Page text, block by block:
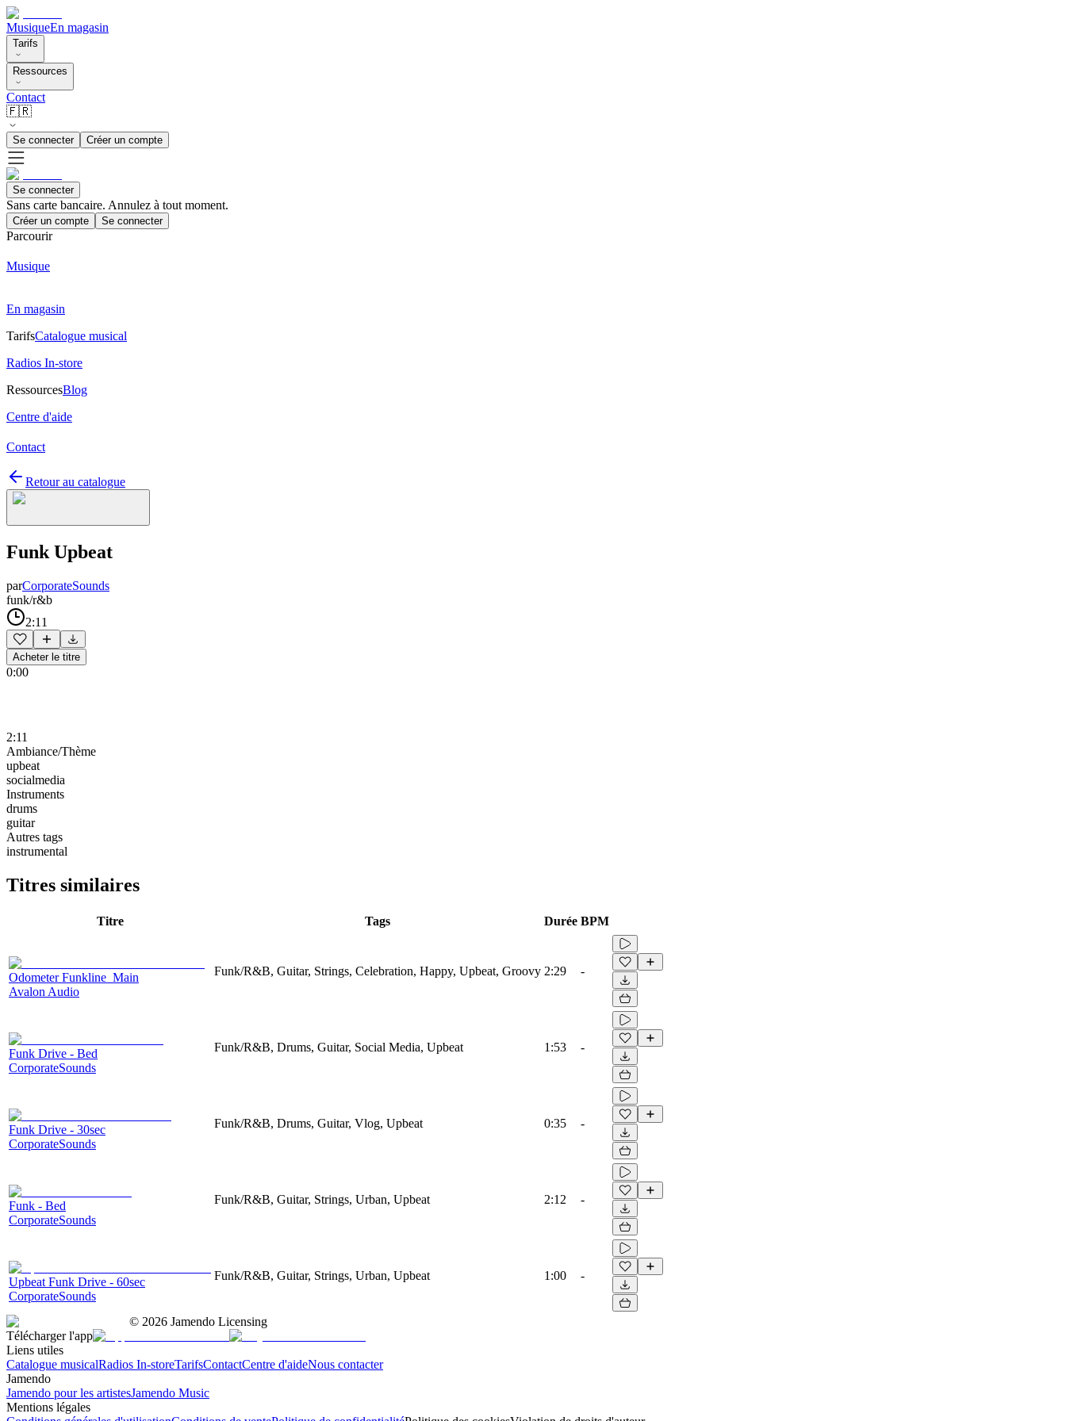
MusiqueEn magasin
Tarifs
Ressources
Contact
🇫🇷
Se connecter Créer un compte
Se connecter
Sans carte bancaire. Annulez à tout moment.
Créer un compte Se connecter
Parcourir
Musique
En magasin
TarifsCatalogue musical
Radios In-store
RessourcesBlog
Centre d'aide
Contact
Retour au catalogue
Funk Upbeat
parCorporateSounds
funk/r&b
2:11
Acheter le titre
0:00
2:11
Ambiance/Thème
upbeat
socialmedia
Instruments
drums
guitar
Autres tags
instrumental
Titres similaires
Titre Tags Durée BPM
Odometer Funkline_Main
Avalon Audio
Funk/R&B, Guitar, Strings, Celebration, Happy, Upbeat, Groovy 2:29 -
Funk Drive - Bed
CorporateSounds
Funk/R&B, Drums, Guitar, Social Media, Upbeat 1:53 -
Funk Drive - 30sec
CorporateSounds
Funk/R&B, Drums, Guitar, Vlog, Upbeat 0:35 -
Funk - Bed
CorporateSounds
Funk/R&B, Guitar, Strings, Urban, Upbeat 2:12 -
Upbeat Funk Drive - 60sec
CorporateSounds
Funk/R&B, Guitar, Strings, Urban, Upbeat 1:00 -
© 2026 Jamendo Licensing
Télécharger l'app
Liens utiles
Catalogue musicalRadios In-storeTarifsContactCentre d'aideNous contacter
Jamendo
Jamendo pour les artistesJamendo Music
Mentions légales